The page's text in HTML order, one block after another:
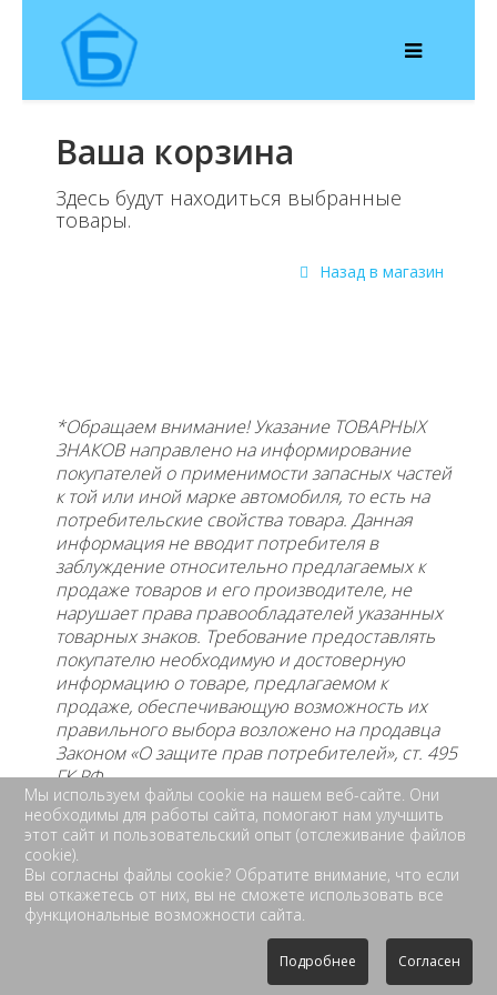
Ваша корзина
Здесь будут находиться выбранные
товары.
Назад в магазин
*Обращаем внимание! Указание ТОВАРНЫХ
ЗНАКОВ направлено на информирование
покупателей о применимости запасных частей
к той или иной марке автомобиля, то есть на
потребительские свойства товара. Данная
информация не вводит потребителя в
заблуждение относительно предлагаемых к
продаже товаров и егопроизводителе, не
нарушает права правообладателей указанных
товарных знаков. Требование предоставлять
покупателю необходимую и достоверную
информацию о товаре, предлагаемом к
продаже, обеспечивающую возможность их
правильного выбора возложено на продавца
Законом «О защите прав потребителей», ст. 495
ГК РФ.
Мы используем файлы cookie на нашем веб-сайте. Они
необходимы для работы сайта, помогают нам улучшить
этот сайт и пользовательский опыт (отслеживание файлов
cookie).
Вы согласны файлы cookie? Обратите внимание, что если
вы откажетесь от них, вы не сможете использовать все
функциональные возможности сайта.
Подробнее Согласен